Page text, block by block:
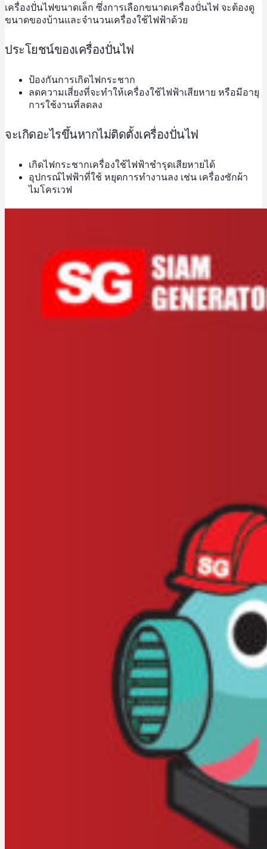
เครื่องปั่นไฟขนาดเล็ก ซึ่งการเลือกขนาดเครื่องปั่นไฟ จะต้องดู
ขนาดของบ้านและจำนวนเครื่องใช้ไฟฟ้าด้วย
ประโยชน์ของเครื่องปั่นไฟ
ป้องกันการเกิดไฟกระชาก
ลดความเสี่ยงที่จะทำให้เครื่องใช้ไฟฟ้าเสียหาย หรือมีอายุ
การใช้งานที่ลดลง
จะเกิดอะไรขึ้นหากไม่ติดตั้งเครื่องปั่นไฟ
เกิดไฟกระชากเครื่องใช้ไฟฟ้าชำรุดเสียหายได้
อุปกรณ์ไฟฟ้าที่ใช้ หยุดการทำงานลง เช่น เครื่องซักผ้า
ไมโครเวฟ